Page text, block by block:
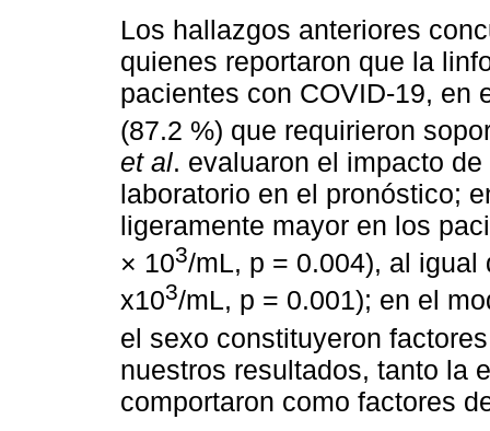
Los hallazgos anteriores
quienes reportaron que la
pacientes con COVID-19, en
(87.2 %) que requirieron
et al. evaluaron el impacto
laboratorio en el pronóstico;
ligeramente mayor en los
× 103/mL, p = 0.004), al
x103/mL, p = 0.001); en el
el sexo constituyeron
nuestros resultados, tanto la
comportaron como factores